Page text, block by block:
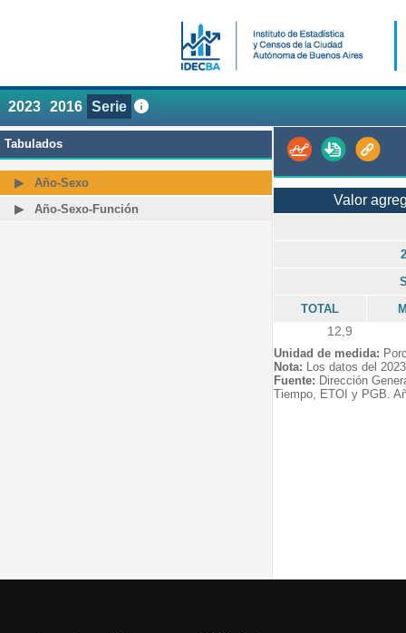
2023 2016 Serie
Tabulados
Año-Sexo
Año-Sexo-Función
Valor
TOTAL
12,9
Unidad de medida:
Nota: Los datos del
Fuente: Dirección
Tiempo, ETOI y PGB.